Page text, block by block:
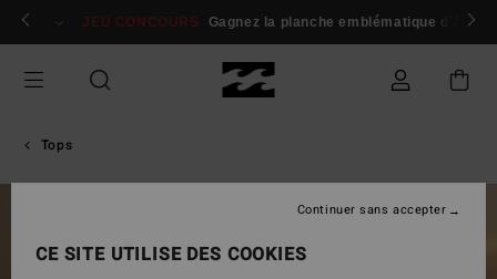
Passer
Se connecter / s'inscrire
JEU CONCOURS Gagnez la planche emblématique d'Andy
Tops
CE SITE UTILISE DES COOKIES
Continuer sans accepter